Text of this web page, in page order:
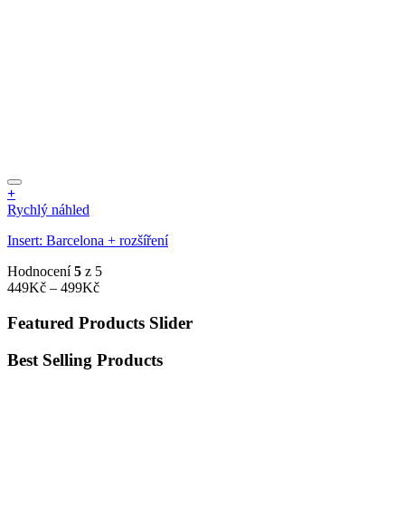
+
Tento
má
variant.
Možnosti
vybrat
stránce
Rychlý náhled
Insert: Barcelona + rozšíření
Hodnocení5 z 5
449Kč – 499KčRozpětí
449Kč
499Kč
Featured Products Slider
Best Selling Products